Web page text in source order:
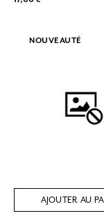
NOUVEAUTÉ
AJOUTER AU